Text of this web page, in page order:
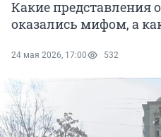
Какие представления
оказались мифом, а
24 мая 2026, 17:00 532